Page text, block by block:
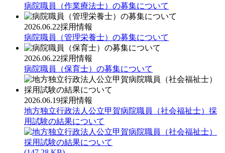
病院職員（作業療法士）の募集について
2026.06.22採用情報
病院職員（管理栄養士）の募集について
2026.06.22採用情報
病院職員（保育士）の募集について
2026.06.19採用情報
地方独立行政法人公立甲賀病院職員（社会福祉士）採
用試験の結果について